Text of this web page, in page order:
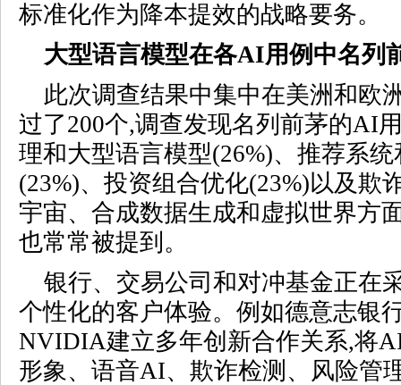
标准化作为降本提效的战略要务。
大型语言模型在各AI用例中名列
此次调查结果中集中在美洲和欧
过了200个,调查发现名列前茅的AI
理和大型语言模型(26%)、推荐系
(23%)、投资组合优化(23%)以及欺
宇宙、 合成数据生成和虚拟世界方
也常常被提到。
银行、交易公司和对冲基金正在
个性化的客户体验。例如德意志银
NVIDIA建立多年创新合作关系,将
形象、语音AI、欺诈检测、风险管